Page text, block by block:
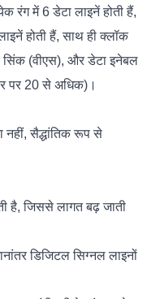
रंग में 6 डेटा लाइनें होती हैं,
होती हैं, साथ ही क्लॉक
सिंक (वीएस), और डेटा इनेबल
पर 20 से अधिक)।
सैद्धांतिक रूप से
है, जिससे लागत बढ़ जाती
डिजिटल सिग्नल लाइनों